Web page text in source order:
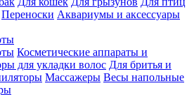
Переноски Аквариумы и аксессуары
Косметические аппараты и
для укладки волос Для бритья и
Массажеры Весы напольные